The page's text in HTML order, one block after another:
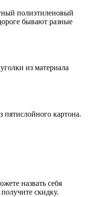
полиэтиленовый
бывают разные
из материала
пятислойного картона.
назвать себя
скидку.